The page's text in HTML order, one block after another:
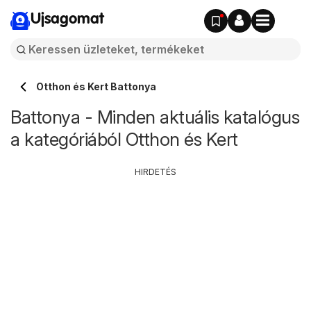
Ujsagomat
Otthon és Kert Battonya
Battonya - Minden aktuális katalógus
a kategóriából Otthon és Kert
HIRDETÉS